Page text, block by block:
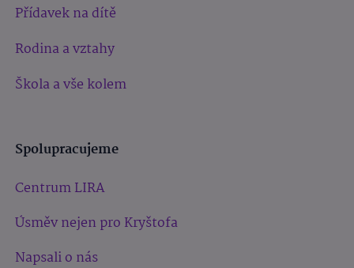
Přídavek na dítě
Rodina a vztahy
Škola a vše kolem
Spolupracujeme
Centrum LIRA
Úsměv nejen pro Kryštofa
Napsali o nás